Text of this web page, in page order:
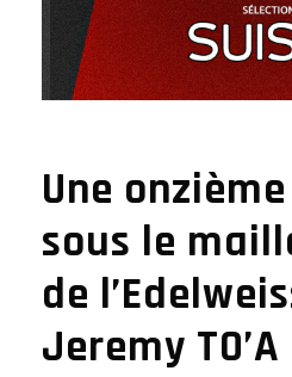
Une
sous le
de
Jeremy TO’A